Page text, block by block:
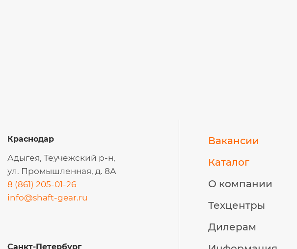
Краснодар
Адыгея, Теучежский р-н,
ул. Промышленная, д. 8А
8 (861) 205-01-26
info@shaft-gear.ru
Санкт-Петербург
Вакансии
Каталог
О компании
Техцентры
Дилерам